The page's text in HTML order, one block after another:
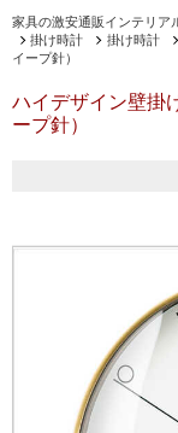
家具の激安通販インテリア
掛け時計
掛け時計
イープ針）
ハイデザイン壁掛
ープ針）